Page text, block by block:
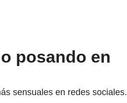
posando en
sensuales en redes sociales.